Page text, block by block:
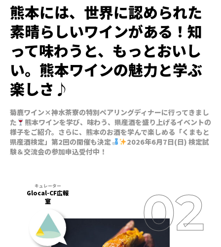
熊本には、世界に認められた
素晴らしいワインがある！知
って味わうと、もっとおいし
い。熊本ワインの魅力と学ぶ
楽しさ♪
菊鹿ワイン×神水茶寮の特別ペアリングディナーに行ってきまし
た
熊本ワインを学び、味わう、県産酒を盛り上げるイベントの
様子をご紹介。さらに、熊本のお酒を学んで楽しめる「くまもと
県産酒検定」第2回の開催も決定
2026年6月7日(日) 検定試
験＆交流会の参加申込受付中！
Glocal-CF広報
室